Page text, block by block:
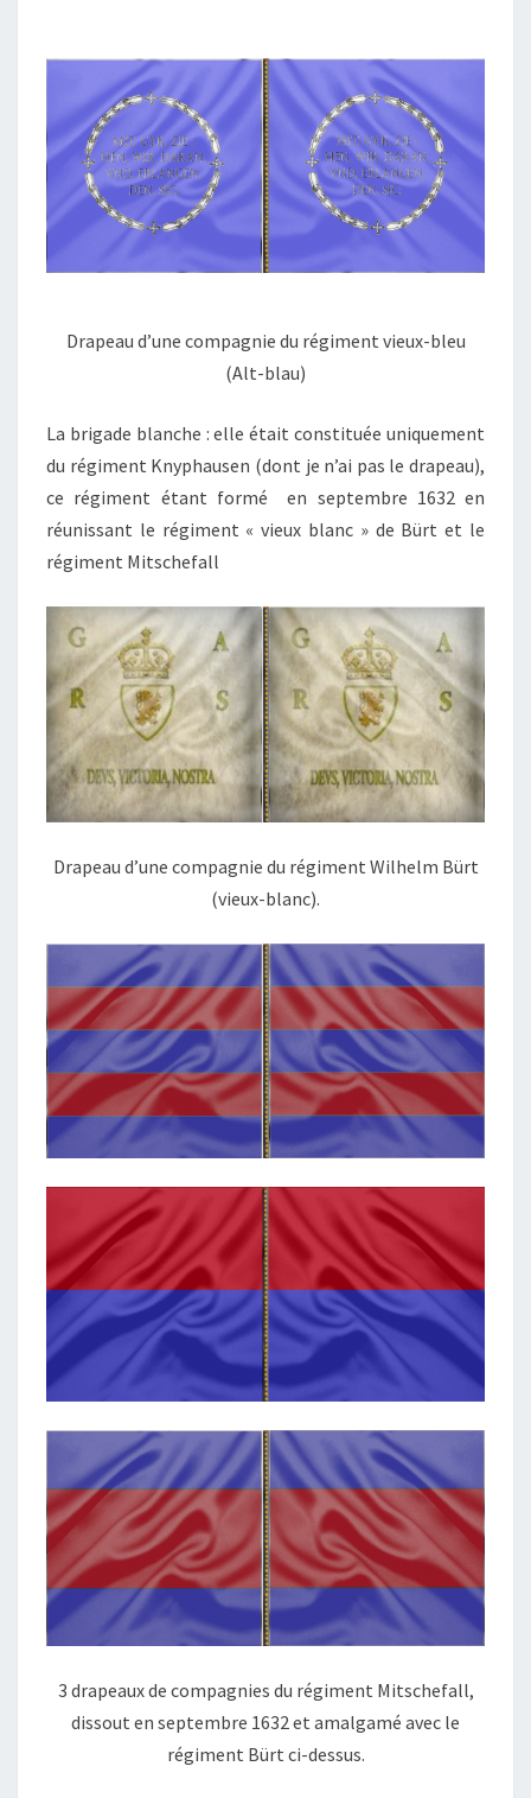
Drapeau d’une compagnie du régiment vieux-bleu
(Alt-blau)
La brigade blanche : elle était constituée uniquement
du régiment Knyphausen (dont je n’ai pas le drapeau),
ce régiment étant formé en septembre 1632 en
réunissant le régiment « vieux blanc » de Bürt et le
régiment Mitschefall
Drapeau d’une compagnie du régiment Wilhelm Bürt
(vieux-blanc).
3 drapeaux de compagnies du régiment Mitschefall,
dissout en septembre 1632 et amalgamé avec le
régiment Bürt ci-dessus.